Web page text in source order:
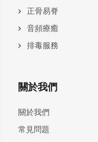
正骨易脊
⾳頻療癒
排毒服務
關於我們
關於我們
常見問題